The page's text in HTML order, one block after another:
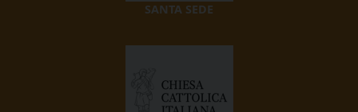
SANTA SEDE